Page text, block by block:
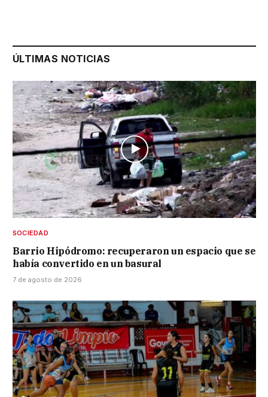
ÚLTIMAS NOTICIAS
SOCIEDAD
Barrio Hipódromo: recuperaron un espacio que se
había convertido en un basural
7 de agosto de 2026